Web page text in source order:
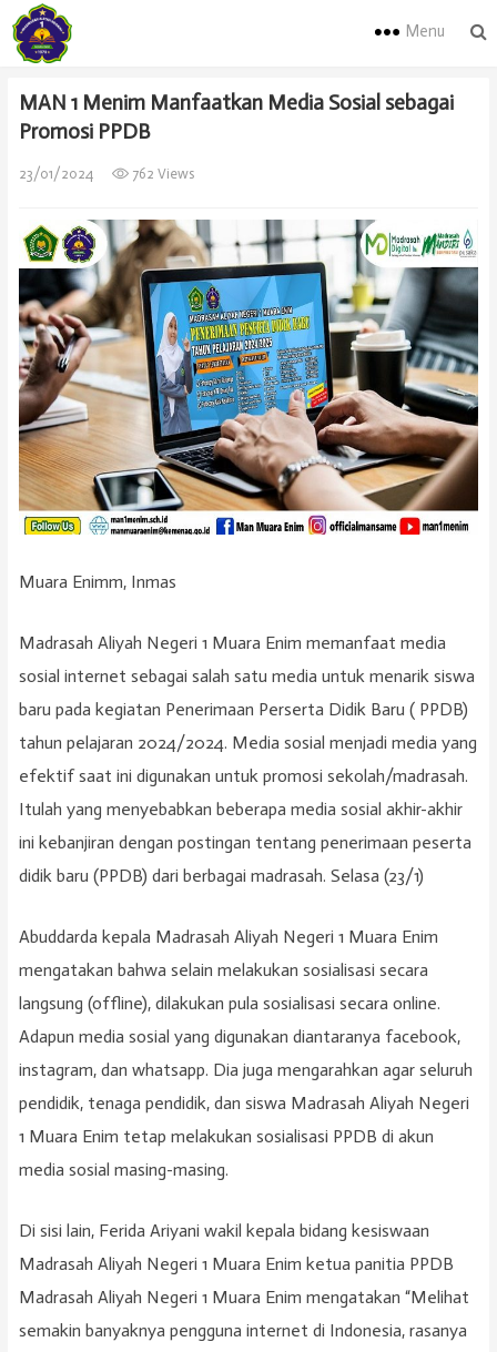
Menu
MAN 1 Menim Manfaatkan Media Sosial sebagai
Promosi PPDB
23/01/2024 762 Views
Muara Enimm, Inmas
Madrasah Aliyah Negeri 1 Muara Enim memanfaat media
sosial internet sebagai salah satu media untuk menarik siswa
baru pada kegiatan Penerimaan Perserta Didik Baru ( PPDB)
tahun pelajaran 2024/2024. Media sosial menjadi media yang
efektif saat ini digunakan untuk promosi sekolah/madrasah.
Itulah yang menyebabkan beberapa media sosial akhir-akhir
ini kebanjiran dengan postingan tentang penerimaan peserta
didik baru (PPDB) dari berbagai madrasah. Selasa (23/1)
Abuddarda kepala Madrasah Aliyah Negeri 1 Muara Enim
mengatakan bahwa selain melakukan sosialisasi secara
langsung (offline), dilakukan pula sosialisasi secara online.
Adapun media sosial yang digunakan diantaranya facebook,
instagram, dan whatsapp. Dia juga mengarahkan agar seluruh
pendidik, tenaga pendidik, dan siswa Madrasah Aliyah Negeri
1 Muara Enim tetap melakukan sosialisasi PPDB di akun
media sosial masing-masing.
Di sisi lain, Ferida Ariyani wakil kepala bidang kesiswaan
Madrasah Aliyah Negeri 1 Muara Enim ketua panitia PPDB
Madrasah Aliyah Negeri 1 Muara Enim mengatakan “Melihat
semakin banyaknya pengguna internet di Indonesia, rasanya